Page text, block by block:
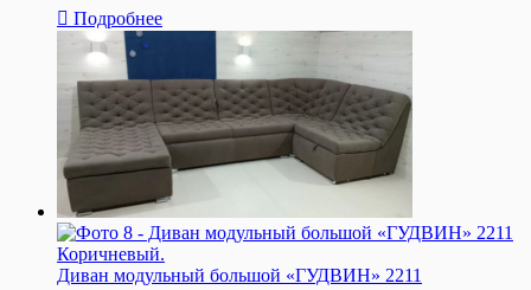
Подробнее
Диван модульный большой «ГУДВИН» 2211